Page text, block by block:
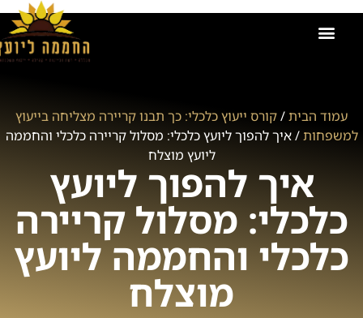
עמוד הבית/קורס ייעוץ כלכלי: כך תבנו קריירה מצליחה בייעוץ
למשפחות/ איך להפוך ליועץ כלכלי: מסלול קריירה כלכלי והחממה
ליועץ מוצלח
איך להפוך ליועץ
כלכלי: מסלול קריירה
כלכלי והחממה ליועץ
מוצלח